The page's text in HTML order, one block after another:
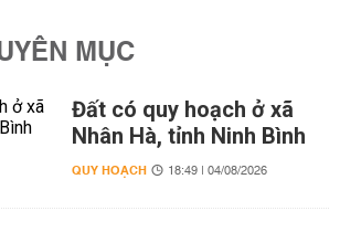
MỤC
Đất có quy hoạch ở xã
Nhân Hà, tỉnh Ninh Bình
QUY HOẠCH 18:49 | 04/08/2026